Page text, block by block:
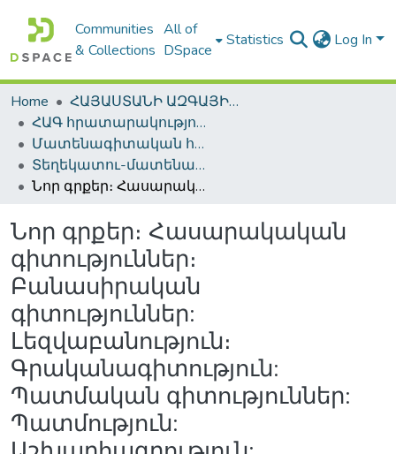
Communities
& Collections
All of
DSpace
Statistics Log In
Home
ՀԱՅԱՍՏԱՆԻ ԱԶԳԱՅԻՆ ԳՐԱԴԱՐԱՆԻ ԹՎԱՅԻՆ ՊԱՀՈՑ / DIGITAL REPOSITORY OF NLA
ՀԱԳ հրատարակություններ / NLA Publications
Մատենագիտական հրատարակություններ / Bibliographic publications
Տեղեկատու-մատենագիտական հրատարակություններ / Reference-Bibliographic Publications
Նոր գրքեր։ Հասարակական գիտություններ։ Բանասիրական գիտություններ: Լեզվաբանություն։ Գրականագիտություն: Պատմական գիտություններ: Պատմություն: Աշխարհագրություն: Հնագիտություն; Ազգագրություն։ (Ինֆորմացիոն ցանկ) = Новые книги։ Общественно-политические науки։ Филологические науки։ Языкознание։ Литературоведение։ Исторические науки։ История։ География։ Археология։ Этнография։ (Информационный указатель)
Նոր գրքեր։ Հասարակական
գիտություններ։
Բանասիրական
գիտություններ:
Լեզվաբանություն։
Գրականագիտություն:
Պատմական գիտություններ:
Պատմություն: